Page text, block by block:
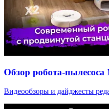
Обзор робота-
Видеообзоры и дайджесты